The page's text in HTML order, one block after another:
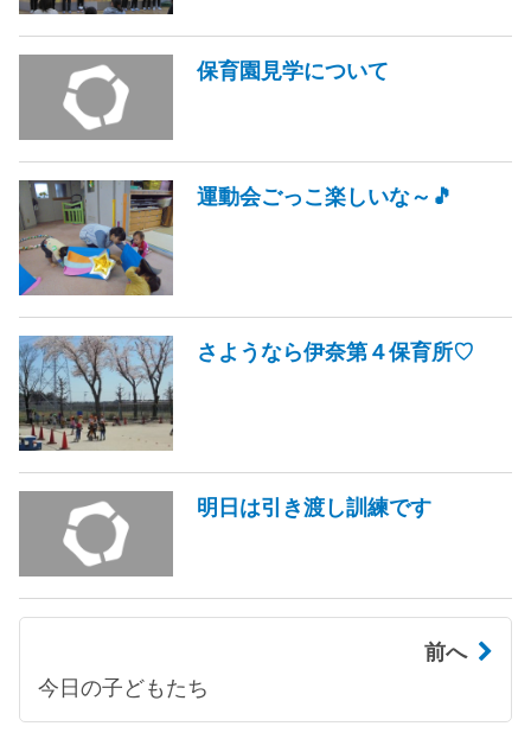
保育園見学について
運動会ごっこ楽しいな～🎵
さようなら伊奈第４保育所♡
明日は引き渡し訓練です
前へ
今日の子どもたち